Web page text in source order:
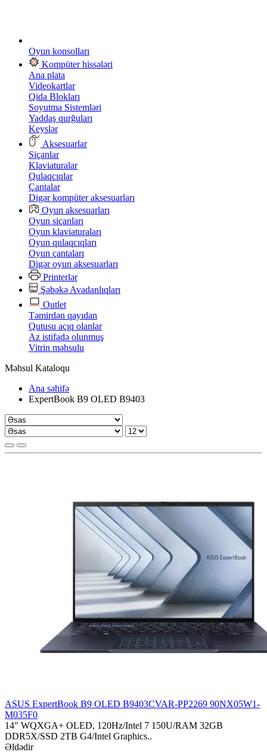
Oyun konsolları
Kompüter hissələri
Ana plata
Videokartlar
Qida Blokları
Soyutma Sistemləri
Yaddaş qurğuları
Keyslər
Aksesuarlar
Siçanlar
Klaviaturalar
Qulaqcıqlar
Çantalar
Digər kompüter aksesuarları
Oyun aksesuarları
Oyun siçanları
Oyun klaviaturaları
Oyun qulaqcıqları
Oyun çantaları
Digər oyun aksesuarları
Printerlər
Şəbəkə Avadanlıqları
Outlet
Təmirdən qayıdan
Qutusu açıq olanlar
Az istifadə olunmuş
Vitrin məhsulu
Məhsul Kataloqu
Ana səhifə
ExpertBook B9 OLED B9403
ASUS ExpertBook B9 OLED B9403CVAR-PP2269 90NX05W1-
M035F0
14" WQXGA+ OLED, 120Hz/Intel 7 150U/RAM 32GB
DDR5X/SSD 2TB G4/Intel Graphics..
Əldədir